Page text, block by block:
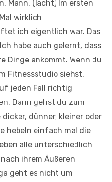
Mann. (lacht) Im ersten
wirklich
ich eigentlich war. Das
habe auch gelernt, dass
Dinge ankommt. Wenn du
Fitnessstudio siehst,
jeden Fall richtig
Dann gehst du zum
dünner, kleiner oder
hebeln einfach mal die
alle unterschiedlich
ihrem Äußeren
geht es nicht um